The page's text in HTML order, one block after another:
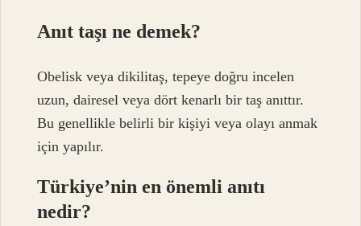
Anıt taşı ne demek?
Obelisk veya dikilitaş, tepeye doğru incelen
uzun, dairesel veya dört kenarlı bir taş anıttır.
Bu genellikle belirli bir kişiyi veya olayı anmak
için yapılır.
Türkiye’nin en önemli anıtı
nedir?